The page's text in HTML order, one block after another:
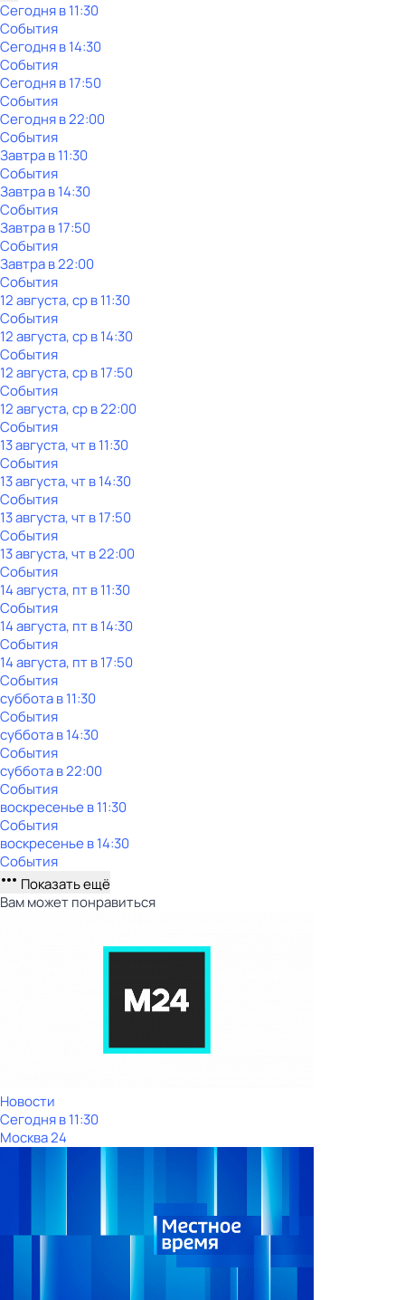
Сегодня в 11:30
События
Сегодня в 14:30
События
Сегодня в 17:50
События
Сегодня в 22:00
События
Завтра в 11:30
События
Завтра в 14:30
События
Завтра в 17:50
События
Завтра в 22:00
События
12 августа, ср в 11:30
События
12 августа, ср в 14:30
События
12 августа, ср в 17:50
События
12 августа, ср в 22:00
События
13 августа, чт в 11:30
События
13 августа, чт в 14:30
События
13 августа, чт в 17:50
События
13 августа, чт в 22:00
События
14 августа, пт в 11:30
События
14 августа, пт в 14:30
События
14 августа, пт в 17:50
События
субботав11:30
События
субботав14:30
События
субботав22:00
События
воскресенье в11:30
События
воскресенье в14:30
События
Показать ещё
Вам может понравиться
Новости
Сегодня в 11:30
Москва 24